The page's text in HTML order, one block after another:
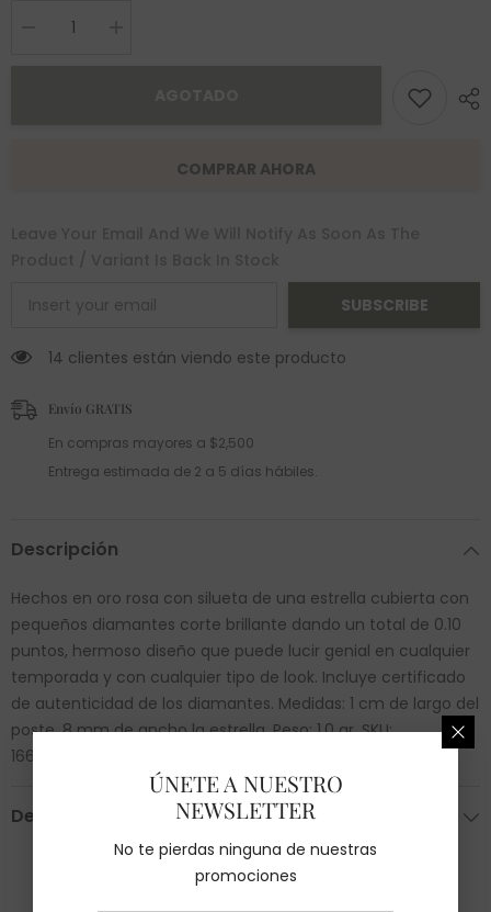
Decrease
COMPRAR AHORA
SUBSCRIBE
14 clientes están viendo este producto
Envío GRATIS
En compras mayores a $2,500
Entrega estimada de 2 a 5 días hábiles.
Descripción
Hechos en oro rosa con silueta de una estrella cubierta con
pequeños diamantes corte brillante dando un total de 0.10
puntos, hermoso diseño que puede lucir genial en cualquier
temporada y con cualquier tipo de look. Incluye certificado
de autenticidad de los diamantes. Medidas: 1 cm de largo del
poste, 8 mm de ancho la estrella. Peso: 1.0 gr. SKU:
16651AE3600
Devoluciones
ÚNETE A NUESTRO
NEWSLETTER
No te pierdas ninguna de nuestras
promociones